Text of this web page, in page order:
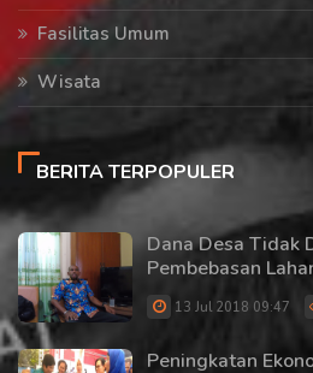
Fasilitas Umum
Wisata
BERITA TERPOPULER
Dana Desa Tidak
Pembebasan
13 Jul 2018 09:47
Peningkatan